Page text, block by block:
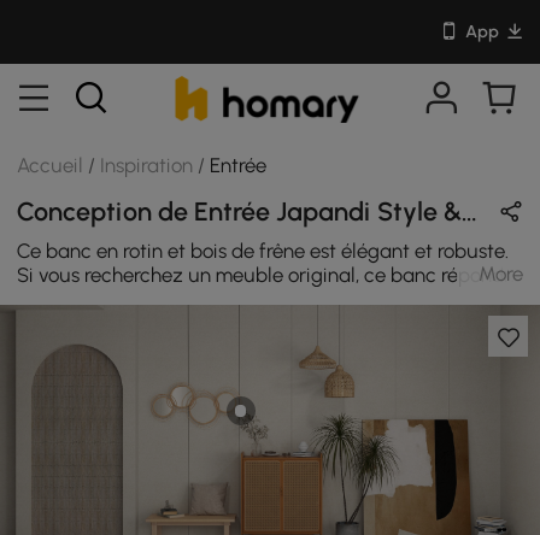
App
Accueil / Inspiration / Entrée
Conception de Entrée Japandi Style & Ferme en Naturel avec En Bois & Rotin
Ce banc en rotin et bois de frêne est élégant et robuste.
Si vous recherchez un meuble original, ce banc répondra
à ces critères.
More